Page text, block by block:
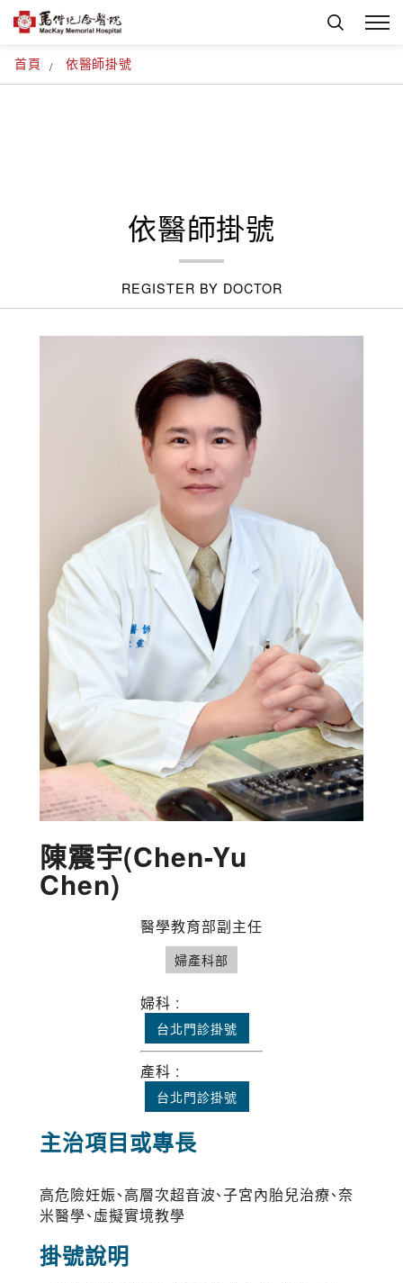
首頁 依醫師掛號
依醫師掛號
REGISTER BY DOCTOR
陳震宇(Chen-Yu
Chen)
醫學教育部副主任
婦產科部
婦科 :
台北門診掛號
產科 :
台北門診掛號
主治項目或專長
高危險妊娠、高層次超音波、子宮內胎兒治療、奈
米醫學、虛擬實境教學
掛號說明